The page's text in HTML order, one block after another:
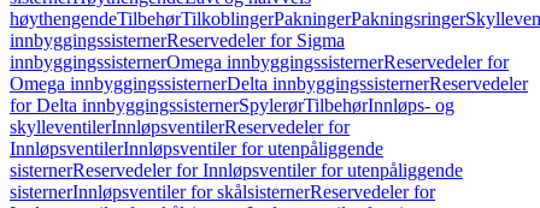
høythengendeTilbehørTilkoblingerPakningerPakningsringer
innbyggingssisternerReservedeler for Sigma
innbyggingssisternerOmega innbyggingssisternerReservedeler for
Omega innbyggingssisternerDelta innbyggingssisternerReservedeler
for Delta innbyggingssisternerSpylerørTilbehørInnløps- og
skylleventilerInnløpsventilerReservedeler for
InnløpsventilerInnløpsventiler for utenpåliggende
sisternerReservedeler for Innløpsventiler for utenpåliggende
sisternerInnløpsventiler for skålsisternerReservedeler for